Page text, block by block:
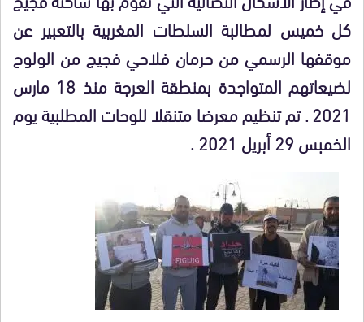
كل خميس لمطالبة السلطات المغربية بالتعبير عن
موقفها الرسمي من حرمان فلاحي فجيج من الولوح
لضيعاتهم المتواجدة بمنطقة العرجة منذ 18 مارس
2021 . تم تنظيم معرضا متنقلا للوحات المطلبية يوم
الخمبس 29 أبريل 2021 .